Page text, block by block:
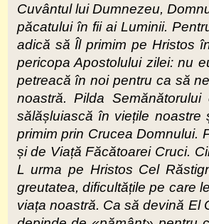
Cuvântul lui Dumnezeu,
păcatului în fii ai Luminii.
adică să Îl primim pe Hristos
pericopa Apostolului zilei:nu
petreacă în noi pentru ca să
noastră. Pilda
sălășluiască în viețile
primim prin Crucea Domnului.
și de Viață Făcătoarei Cruci.
L urma pe Hristos Cel
greutatea, dificultățile pe care
viața noastră. Ca să devină El